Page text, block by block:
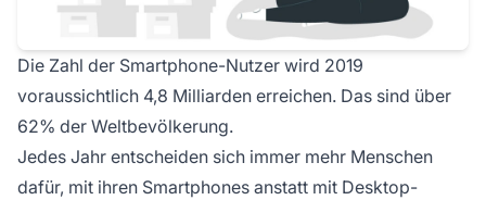
Die Zahl der Smartphone-Nutzer wird 2019
voraussichtlich 4,8 Milliarden erreichen. Das sind über
62% der Weltbevölkerung.
Jedes Jahr entscheiden sich immer mehr Menschen
dafür, mit ihren Smartphones anstatt mit Desktop-